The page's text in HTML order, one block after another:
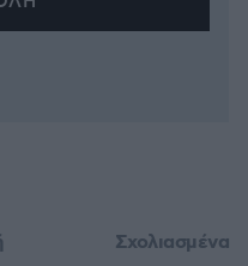
Σχολιασμένα